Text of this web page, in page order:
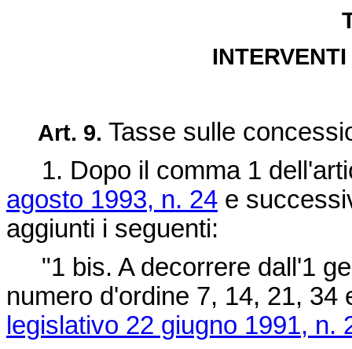
Art. 9. Tasse sulle
1. Dopo il comma 1
agosto 1993, n. 24 e
aggiunti i seguenti:
"1 bis. A decorrere dall'1
numero d'ordine 7, 14, 21,
legislativo 22 giugno 1991, n.